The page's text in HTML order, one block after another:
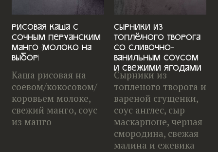
Рисовая каша с
сочным перуанским
манго (молоко на
выбор)
Каша рисовая на
соевом/кокосовом/
коровьем молоке,
свежий манго, соус
из манго
Сырники из
топлёного творога
со сливочно-
ванильным соусом
и свежими ягодами
Сырники из
топленого творога и
вареной сгущенки,
соус англес, сыр
маскарпоне, черная
смородина, свежая
малина и ежевика